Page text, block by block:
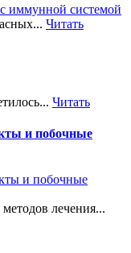
Читать
Читать
и побочные
лечения...